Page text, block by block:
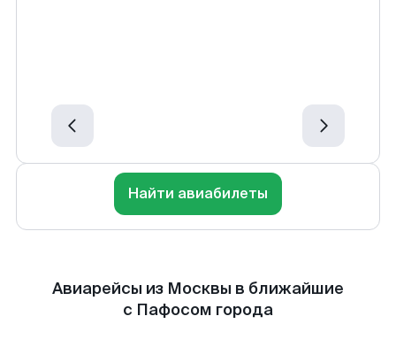
Найти авиабилеты
Авиарейсы из Москвы в ближайшие
с Пафосом города